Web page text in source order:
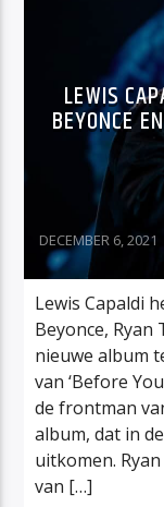
LEWIS
BEYONCE
DECEMBER 6, 2021
Lewis Capaldi
Beyonce,
nieuwe album
van ‘Before
de frontman
album, dat in
uitkomen.
van […]